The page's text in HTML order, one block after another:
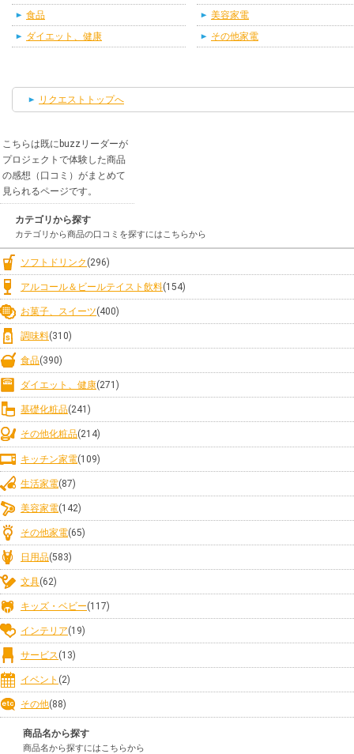
食品
ダイエット、健康
美容家電
その他家電
リクエストトップへ
こちらは既にbuzzリーダーが
プロジェクトで体験した商品
の感想（口コミ）がまとめて
見られるページです。
カテゴリから探す
カテゴリから商品の口コミを探すにはこちらから
ソフトドリンク (296)
アルコール＆ビールテイスト飲料(154)
お菓子、スイーツ(400)
調味料(310)
食品(390)
ダイエット、健康(271)
基礎化粧品(241)
その他化粧品(214)
キッチン家電(109)
生活家電(87)
美容家電(142)
その他家電(65)
日用品(583)
文具(62)
キッズ・ベビー(117)
インテリア(19)
サービス(13)
イベント (2)
その他(88)
商品名から探す
商品名から探すにはこちらから